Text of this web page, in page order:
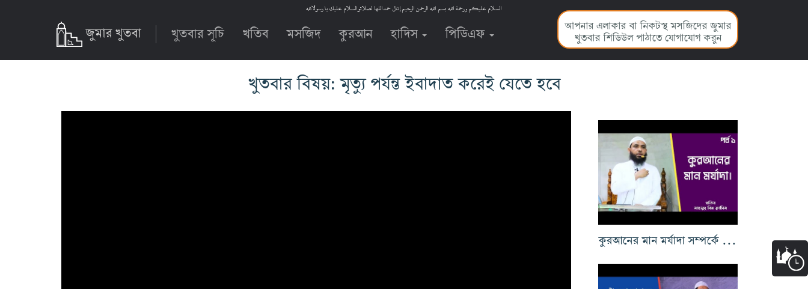
السلام عليكم ورحمة الله بسم الله الرحمن الرحيم إنال حمداللها لصلاتوالسلام عليك يا رسولالله
জুমার খুতবা খুতবার সূচি খতিব মসজিদ কুরআন হাদিস পিডিএফ
আপনার এলাকার বা নিকটস্থ মসজিদের জুমার
খুতবার শিডিউল পাঠাতে যোগাযোগ করুন
খুতবার বিষয়: মৃত্যু পর্যন্ত ইবাদাত করেই যেতে হবে